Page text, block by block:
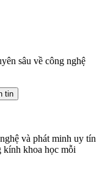
sâu về công nghệ
tin
và phát minh uy tín
kính khoa học mỗi